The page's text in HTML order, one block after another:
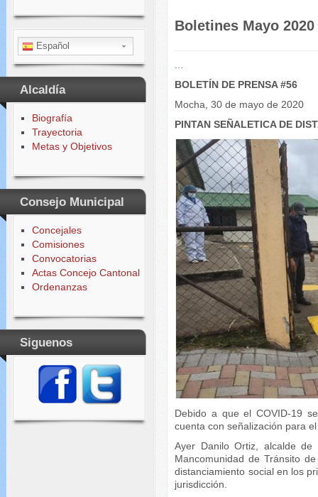
Español
Alcaldía
Biografía
Trayectoria
Metas y Objetivos
Consejo Municipal
Concejales
Comisiones
Convocatorias
Actas Concejo Cantonal
Ordenanzas
Siguenos
Boletines Mayo 2020
BOLETÍN DE PRENSA #56
Mocha, 30 de mayo de 2020
PINTAN SEÑALETICA DE
Debido a que el COVID-19
cuenta con señalización para
Ayer Danilo Ortiz, alcalde
Mancomunidad de Tránsito
distanciamiento social en los
jurisdicción.